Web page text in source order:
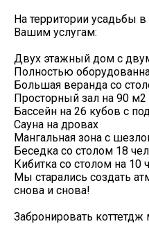
На территории усадьбы
Вашим услугам:
Двух этажный дом с
Полностью
Большая веранда со
Просторный зал на 90
Бассейн на 26 кубов с
Сауна на дровах
Мангальная зона с
Беседка со столом 18
Кибитка со столом на 10
Мы старались создать
снова и снова!
Забронировать